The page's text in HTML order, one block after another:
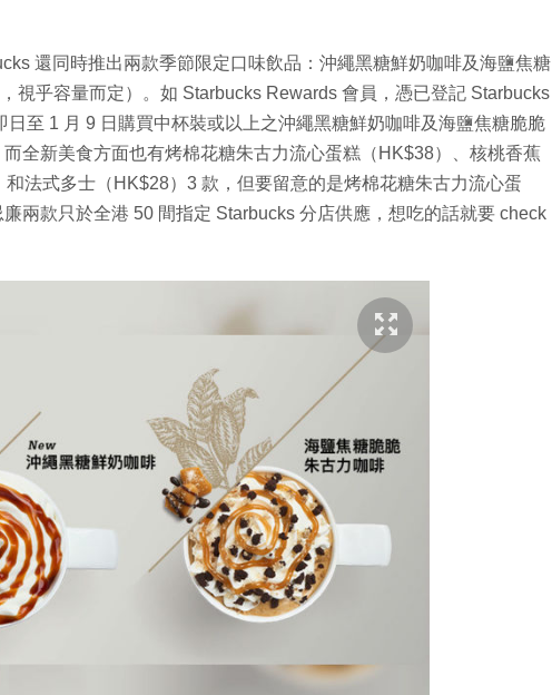
還同時推出兩款季節限定口味飲品：沖繩黑糖鮮奶咖啡及海鹽焦糖
視乎容量而定）。如 Starbucks Rewards 會員，憑已登記 Starbucks
至 1 月 9 日購買中杯裝或以上之沖繩黑糖鮮奶咖啡及海鹽焦糖脆脆
全新美食方面也有烤棉花糖朱古力流心蛋糕（HK$38）、核桃香蕉
法式多士（HK$28）3 款，但要留意的是烤棉花糖朱古力流心蛋
兩款只於全港 50 間指定 Starbucks 分店供應，想吃的話就要 check